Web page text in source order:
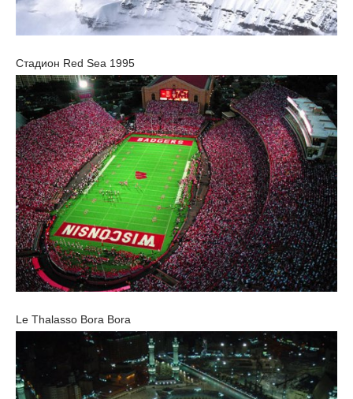
Стадион Red Sea 1995
Le Thalasso Bora Bora